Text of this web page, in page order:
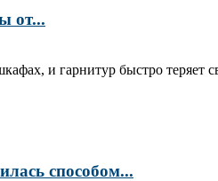
от...
и гарнитур быстро теряет
способом...